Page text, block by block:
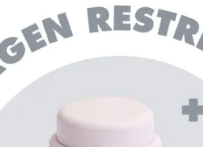
3. bioderma
7.